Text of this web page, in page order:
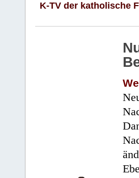
K-TV der katholische